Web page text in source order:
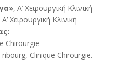
, Α’ Χειρουργική Κλινική
Χειρουργική Κλινική
Chirourgie
Clinique Chirourgie.